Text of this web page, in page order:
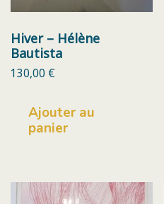
Hiver – Hélène
Bautista
130,00 €
Ajouter au
panier